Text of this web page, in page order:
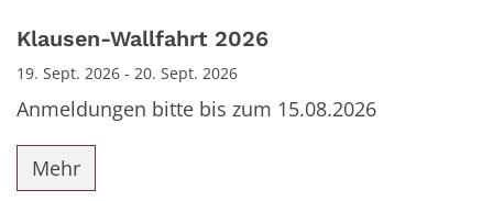
Klausen-Wallfahrt 2026
19. Sept. 2026 - 20. Sept. 2026
Anmeldungen bitte bis zum 15.08.2026
Mehr